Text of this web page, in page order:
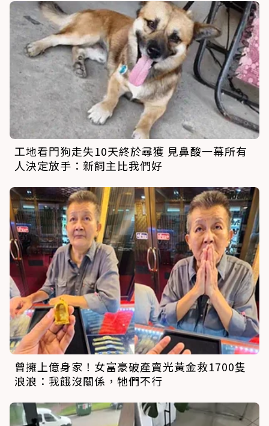
工地看門狗走失10天終於尋獲 見鼻酸一幕所有
人決定放手：新飼主比我們好
曾擁上億身家！女富豪破產賣光黃金救1700隻
浪浪：我餓沒關係，牠們不行